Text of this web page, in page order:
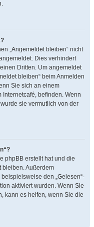
„Angemeldet bleiben“ nicht
Dies verhindert
Dritten. Um angemeldet
bleiben“ beim Anmelden
Sie sich an einem
befinden. Wenn
sie vermutlich von der
phpBB erstellt hat und die
bleiben. Außerdem
den „Gelesen“-
aktiviert wurden. Wenn Sie
kann es helfen, wenn Sie die